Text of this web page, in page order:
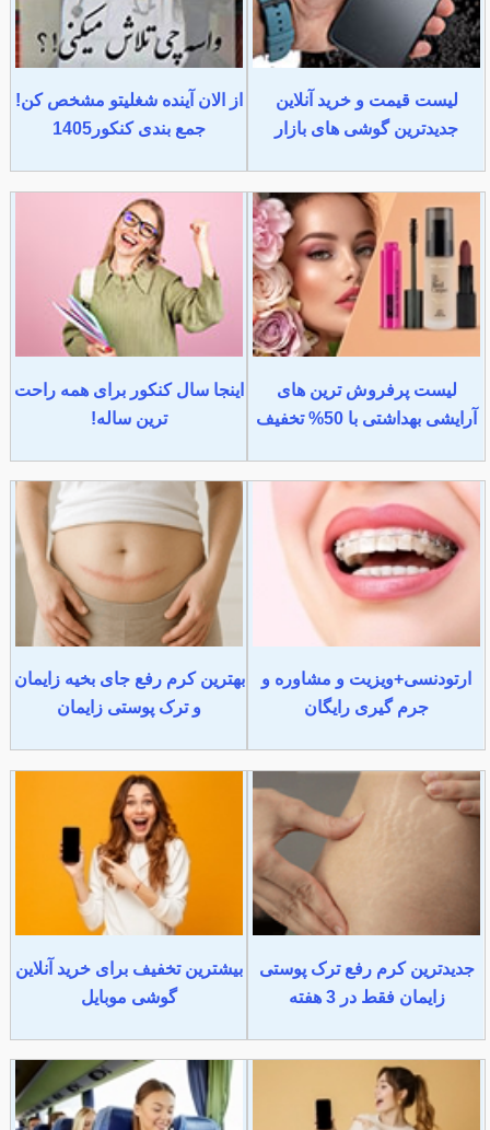
لیست قیمت و خرید آنلاین
جدیدترین گوشی های بازار
از الان آینده شغلیتو مشخص کن!
جمع بندی کنکور1405
لیست پرفروش ترین های
آرایشی بهداشتی با 50% تخفیف
اینجا سال کنکور برای همه راحت
ترین ساله!
ارتودنسی+ویزیت و مشاوره و
جرم گیری رایگان
بهترین کرم رفع جای بخیه زایمان
و ترک پوستی زایمان
جدیدترین کرم رفع ترک پوستی
زایمان فقط در 3 هفته
بیشترین تخفیف برای خرید آنلاین
گوشی موبایل